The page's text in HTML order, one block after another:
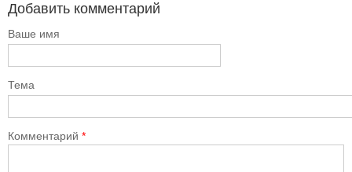
Добавить комментарий
Ваше имя
Тема
Комментарий *